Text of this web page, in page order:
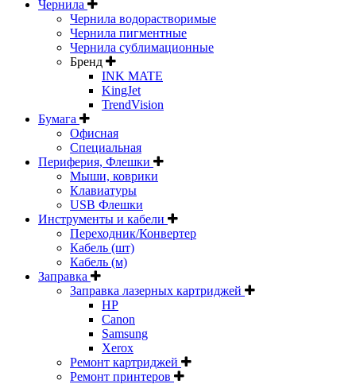
Чернила
Чернила водорастворимые
Чернила пигментные
Чернила сублимационные
Бренд
INK MATE
KingJet
TrendVision
Бумага
Офисная
Специальная
Периферия, Флешки
Мыши, коврики
Клавиатуры
USB Флешки
Инструменты и кабели
Переходник/Конвертер
Кабель (шт)
Кабель (м)
Заправка
Заправка лазерных картриджей
HP
Canon
Samsung
Xerox
Ремонт картриджей
Ремонт принтеров